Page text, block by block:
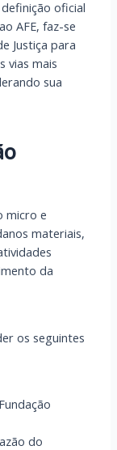
oficial
AFE, faz-se
Justiça para
vias mais
sua
micro e
materiais,
da
os seguintes
do